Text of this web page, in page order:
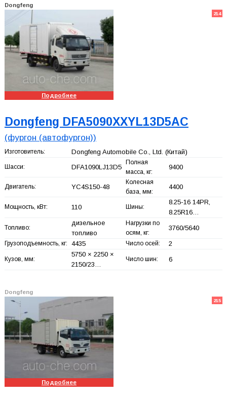
Dongfeng
214
Подробнее
Dongfeng DFA5090XXYL13D5AC
(фургон (автофургон))
Изготовитель: Dongfeng Automobile Co., Ltd. (Китай)
Шасси: DFA1090LJ13D5
Полная
масса, кг:
9400
Двигатель: YC4S150-48
Колесная
база, мм:
4400
Мощность, кВт: 110 Шины:
8.25-16 14PR,
8.25R16…
Топливо:
дизельное
топливо
Нагрузки по
осям, кг:
3760/5640
Грузоподъемность, кг: 4435 Число осей: 2
Кузов, мм:
5750 × 2250 ×
2150/23…
Число шин: 6
Dongfeng
215
Подробнее